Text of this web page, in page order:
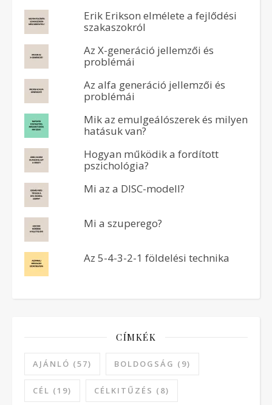
Erik Erikson elmélete a fejlődési
szakaszokról
Az X-generáció jellemzői és
problémái
Az alfa generáció jellemzői és
problémái
Mik az emulgeálószerek és milyen
hatásuk van?
Hogyan működik a fordított
pszichológia?
Mi az a DISC-modell?
Mi a szuperego?
Az 5-4-3-2-1 földelési technika
CÍMKÉK
AJÁNLÓ (57) BOLDOGSÁG (9)
CÉL (19) CÉLKITŰZÉS (8)